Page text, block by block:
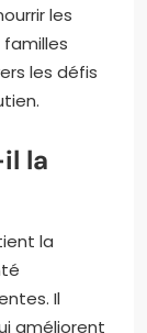
les
familles
les défis
la
la
Il
améliorent